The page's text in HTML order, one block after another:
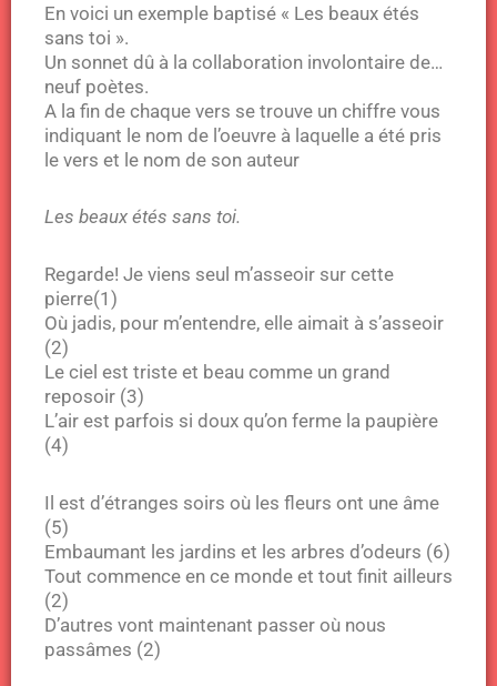
En voici un exemple baptisé « Les beaux étés
sans toi ».
Un sonnet dû à la collaboration involontaire de…
neuf poètes.
A la fin de chaque vers se trouve un chiffre vous
indiquant le nom de l’oeuvre à laquelle a été pris
le vers et le nom de son auteur
Les beaux étés sans toi.
Regarde! Je viens seul m’asseoir sur cette
pierre(1)
Où jadis, pour m’entendre, elle aimait à s’asseoir
(2)
Le ciel est triste et beau comme un grand
reposoir (3)
L’air est parfois si doux qu’on ferme la paupière
(4)
Il est d’étranges soirs où les fleurs ont une âme
(5)
Embaumant les jardins et les arbres d’odeurs (6)
Tout commence en ce monde et tout finit ailleurs
(2)
D’autres vont maintenant passer où nous
passâmes (2)